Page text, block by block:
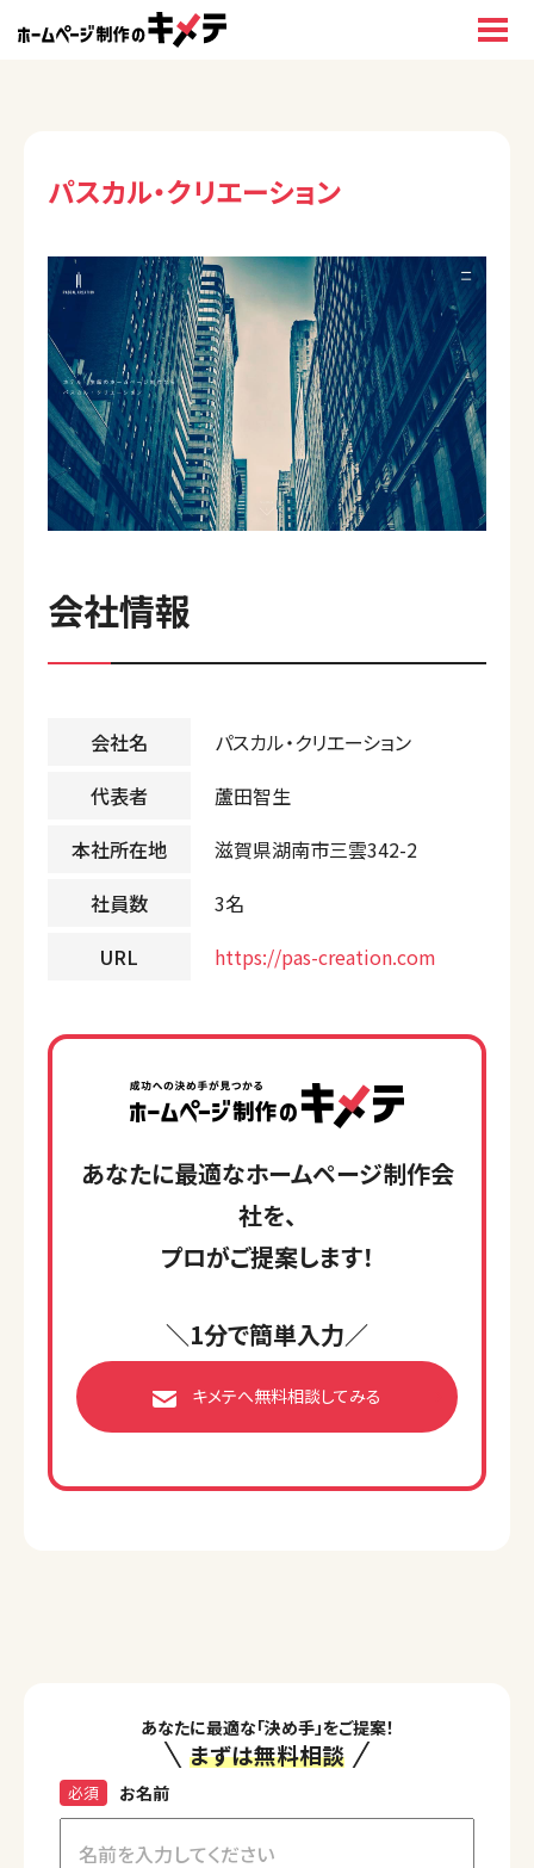
パスカル・クリエーション
会社情報
会社名
パスカル・クリエーション
代表者
蘆田智生
本社所在地
滋賀県湖南市三雲342-2
社員数
3名
URL
https://pas-creation.com
あなたに最適なホームページ制作会
社を、
プロがご提案します！
＼1分で簡単入力／
キメテへ無料相談してみる
あなたに最適な「決め手」をご提案！
まずは無料相談
お名前
必須